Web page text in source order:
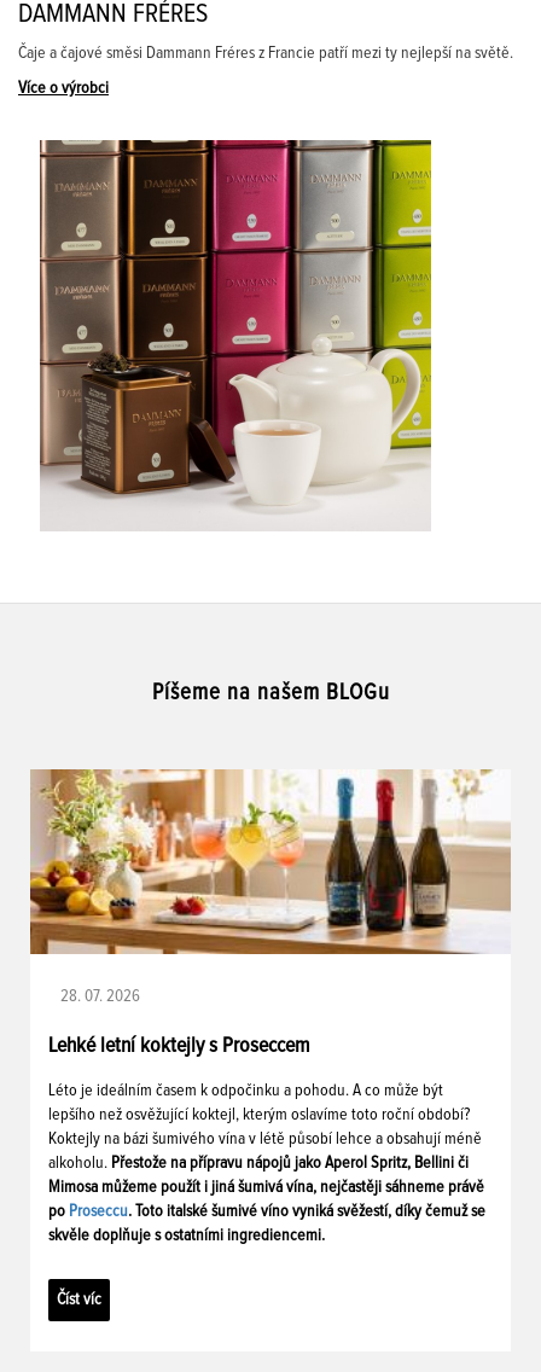
DAMMANN FRÉRES
Čaje a čajové směsi Dammann Fréres z Francie patří mezi ty nejlepší na světě.
Více o výrobci
Píšeme na našem BLOGu
28. 07. 2026
Lehké letní koktejly s Proseccem
Léto je ideálním časem k odpočinku a pohodu. A co může být
lepšího než osvěžující koktejl, kterým oslavíme toto roční období?
Koktejly na bázi šumivého vína v létě působí lehce a obsahují méně
alkoholu. Přestože na přípravu nápojů jako Aperol Spritz, Bellini či
Mimosa můžeme použít i jiná šumivá vína, nejčastěji sáhneme právě
po Proseccu. Toto italské šumivé víno vyniká svěžestí, díky čemuž se
skvěle doplňuje s ostatními ingrediencemi.
Číst víc